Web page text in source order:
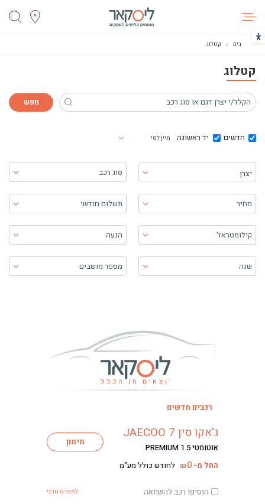
הכפתור משנה את צבעי הקונטרסט
בית קטלוג
קטלוג
חדשים יד ראשונה מיין לפי
בחר יצרן
יצרן סוג רכב
מחיר תשלום חודשי
קילומטראז' הנעה
שנה מספר מושבים
רכבים חדשים
ג'אקו סין JAECOO 7
אוטומטי PREMIUM 1.5 מימון
החל מ- ₪0 לחודש כולל מע"מ
הוסיפו רכב להשוואה למפרט טכני